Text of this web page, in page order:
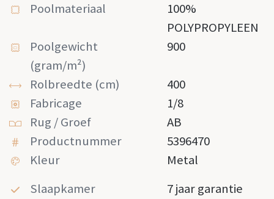
Poolmateriaal
100%
POLYPROPYLEEN
Poolgewicht
(gram/m²)
900
Rolbreedte (cm)
400
Fabricage
1/8
Rug / Groef
AB
Productnummer
5396470
Kleur
Metal
Slaapkamer
7 jaar garantie